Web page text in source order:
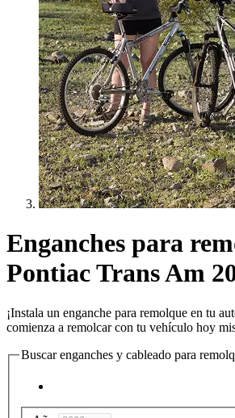
Enganches para
Pontiac Trans Am
¡Instala un enganche para remolque en tu
comienza a remolcar con tu vehículo hoy
Buscar enganches y cableado para